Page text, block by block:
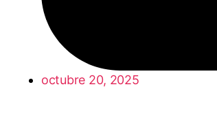
octubre 20, 2025